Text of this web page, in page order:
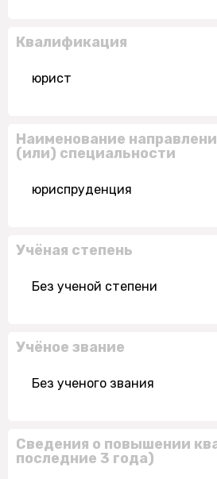
Квалификация
юрист
Наименование
(или) специальности
юриспруденция
Учёная степень
Без ученой степени
Учёное звание
Без ученого звания
Сведения о повышении
последние 3 года)